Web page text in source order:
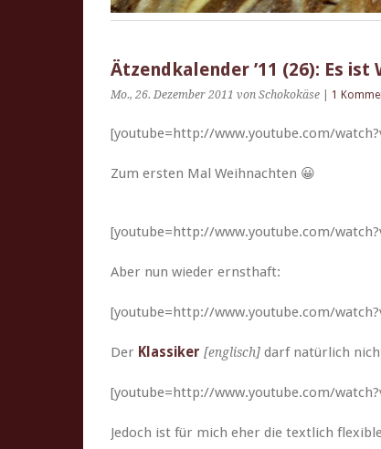
Ätzendkalender ’11 (26): Es ist
Mo., 26. Dezember 2011 von Schokokäse 1
[youtube=http://www.youtube.com/
Zum ersten Mal Weihnachten 😀
[youtube=http://www.youtube.com/
Aber nun wieder ernsthaft:
[youtube=http://www.youtube.com/
Der Klas­sik­er [englisch] darf natür­lich
[youtube=http://www.youtube.com/
Jedoch ist für mich eher die textlich